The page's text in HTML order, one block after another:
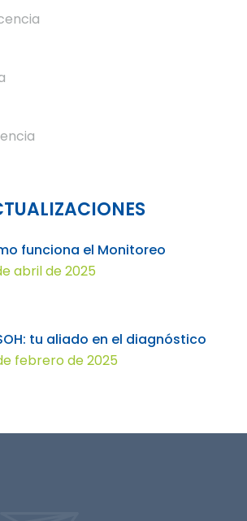
funciona el Monitoreo
abril de 2025
tu aliado en el diagnóstico
febrero de 2025